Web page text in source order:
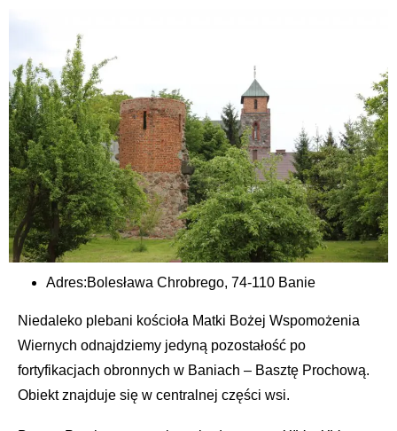
Adres:Bolesława Chrobrego, 74-110 Banie
Niedaleko plebani kościoła Matki Bożej Wspomożenia
Wiernych odnajdziemy jedyną pozostałość po
fortyfikacjach obronnych w Baniach – Basztę Prochową.
Obiekt znajduje się w centralnej części wsi.